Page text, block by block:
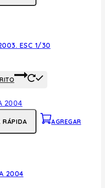
ESC 1/30
RÁPIDA AGREGAR
2004